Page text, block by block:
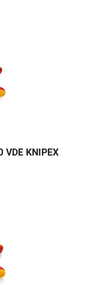
KNIPEX